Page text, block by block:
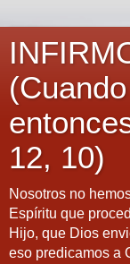
12, 10)
Nosotros no
Espíritu que
Hijo, que Dios
eso predicamos a